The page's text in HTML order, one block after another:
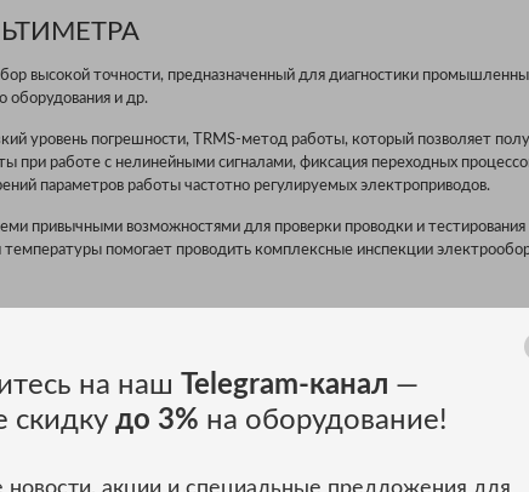
высокой точности, предназначенный для диагностики
оборудования и др.
уровень погрешности, TRMS-метод работы, который позволяет
при работе с нелинейными сигналами, фиксация переходных
параметров работы частотно регулируемых электроприводов.
привычными возможностями для проверки проводки и тестирования
помогает проводить комплексные инспекции
разного размера с тонким наконечником - 3 плоские и 2
и удлиненными губками, кусачки.
занимает максимально возможную площадь и защищает от
на наш Telegram-канал —
скидку до 3% на оборудование!